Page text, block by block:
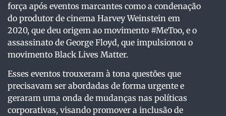
força após eventos marcantes como a condenação
do produtor de cinema Harvey Weinstein em
2020, que deu origem ao movimento #MeToo, e o
assassinato de George Floyd, que impulsionou o
movimento Black Lives Matter.
Esses eventos trouxeram à tona questões que
precisavam ser abordadas de forma urgente e
geraram uma onda de mudanças nas políticas
corporativas, visando promover a inclusão de